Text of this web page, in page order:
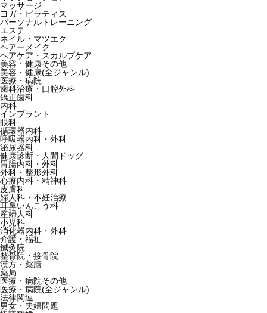
マッサージ
ヨガ・ピラティス
パーソナルトレーニング
エステ
ネイル・マツエク
ヘアーメイク
ヘアケア・スカルプケア
美容・健康その他
美容・健康(全ジャンル)
医療・病院
歯科治療・口腔外科
矯正歯科
内科
インプラント
眼科
循環器内科
呼吸器内科・外科
泌尿器科
健康診断・人間ドッグ
胃腸内科・外科
外科・整形外科
心療内科・精神科
皮膚科
婦人科・不妊治療
耳鼻いんこう科
産婦人科
小児科
消化器内科・外科
介護・福祉
鍼灸院
整骨院・接骨院
漢方・薬膳
薬局
医療・病院その他
医療・病院(全ジャンル)
法律関連
男女・夫婦問題